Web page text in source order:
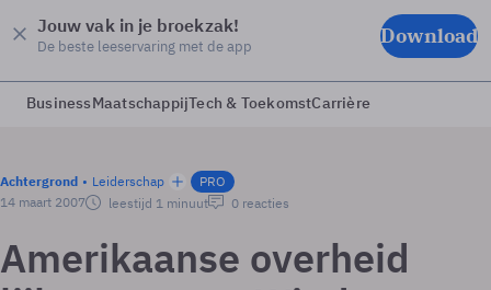
Jouw vak in je broekzak!
De beste leeservaring met de app Download
BusinessMaatschappijTech & ToekomstCarrière
Achtergrond Leiderschap
PRO
14 maart 2007
leestijd 1 minuut 0 reacties
Amerikaanse overheid